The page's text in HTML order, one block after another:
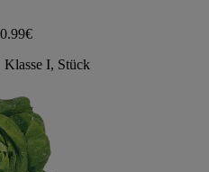
Klasse I, Stück